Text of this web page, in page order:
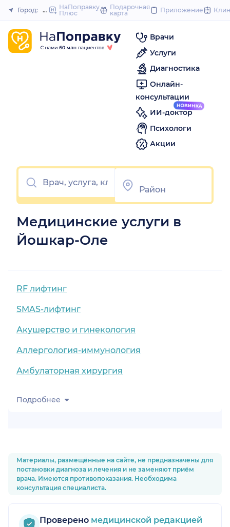
to
Закрыть
Город: Йошкар-Ола
НаПоправку
Плюс
Подарочная
карта
Приложение
Врачи
Услуги
Диагностика
Онлайн-
консультации
ИИ-доктор
Психологи
Акции
Медицинские услуги в
Йошкар-Оле
RF лифтинг
SMAS-лифтинг
Акушерство и гинекология
Аллергология-иммунология
Амбулаторная хирургия
Подробнее
Материалы, размещённые на сайте, не предназначены для
постановки диагноза и лечения и не заменяют приём
врача. Имеются противопоказания. Необходима
консультация специалиста.
Проверено медицинской редакцией